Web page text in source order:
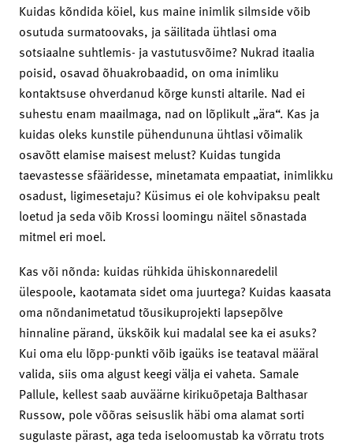
Kuidas kõndida köiel, kus maine inimlik silmside võib
osutuda surmatoovaks, ja säilitada ühtlasi oma
sotsiaalne suhtlemis- ja vastutusvõime? Nukrad itaalia
poisid, osavad õhuakrobaadid, on oma inimliku
kontaktsuse ohverdanud kõrge kunsti altarile. Nad ei
suhestu enam maailmaga, nad on lõplikult „ära“. Kas ja
kuidas oleks kunstile pühendununa ühtlasi võimalik
osavõtt elamise maisest melust? Kuidas tungida
taevastesse sfääridesse, minetamata empaatiat, inimlikku
osadust, ligimesetaju? Küsimus ei ole kohvipaksu pealt
loetud ja seda võib Krossi loomingu näitel sõnastada
mitmel eri moel.
Kas või nõnda: kuidas rühkida ühiskonnaredelil
ülespoole, kaotamata sidet oma juurtega? Kuidas kaasata
oma nõndanimetatud tõusikuprojekti lapsepõlve
hinnaline pärand, ükskõik kui madalal see ka ei asuks?
Kui oma elu lõpp-punkti võib igaüks ise teataval määral
valida, siis oma algust keegi välja ei vaheta. Samale
Pallule, kellest saab auväärne kirikuõpetaja Balthasar
Russow, pole võõras seisuslik häbi oma alamat sorti
sugulaste pärast, aga teda iseloomustab ka võrratu trots